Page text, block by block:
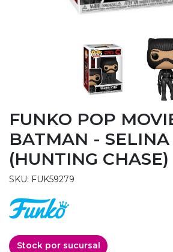
FUNKO POP
BATMAN - SELINA
(HUNTING CHASE)
SKU: FUK59279
Stock por sucursal